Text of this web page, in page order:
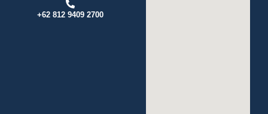
+62 812 9409 2700